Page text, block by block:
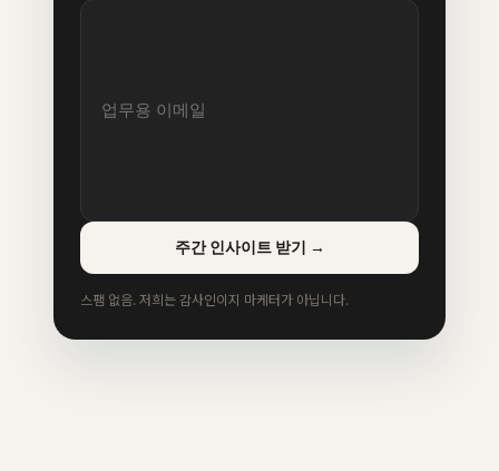
주간 인사이트 받기 →
스팸 없음. 저희는 감사인이지 마케터가 아닙니다.